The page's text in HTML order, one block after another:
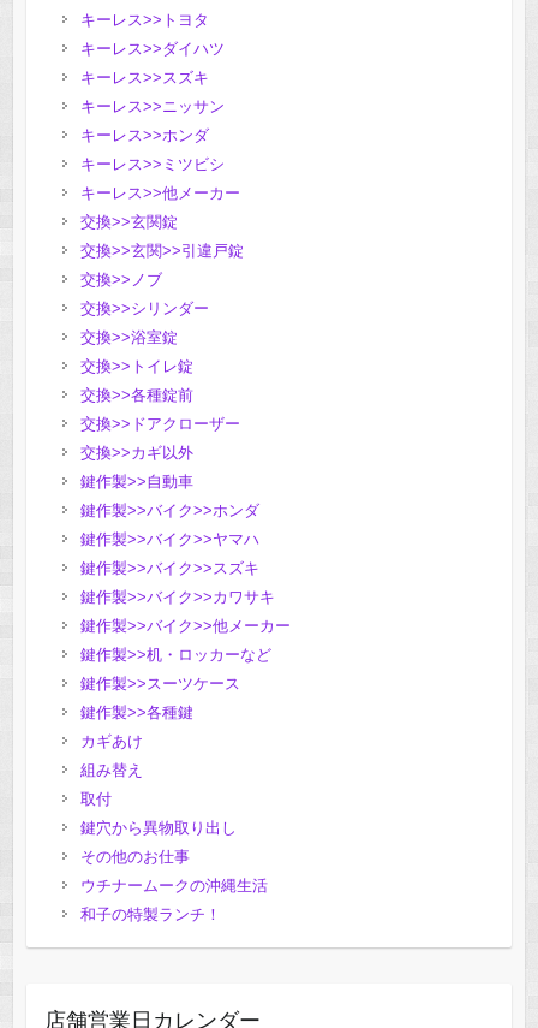
キーレス>>トヨタ
キーレス>>ダイハツ
キーレス>>スズキ
キーレス>>ニッサン
キーレス>>ホンダ
キーレス>>ミツビシ
キーレス>>他メーカー
交換>>玄関錠
交換>>玄関>>引違戸錠
交換>>ノブ
交換>>シリンダー
交換>>浴室錠
交換>>トイレ錠
交換>>各種錠前
交換>>ドアクローザー
交換>>カギ以外
鍵作製>>自動車
鍵作製>>バイク>>ホンダ
鍵作製>>バイク>>ヤマハ
鍵作製>>バイク>>スズキ
鍵作製>>バイク>>カワサキ
鍵作製>>バイク>>他メーカー
鍵作製>>机・ロッカーなど
鍵作製>>スーツケース
鍵作製>>各種鍵
カギあけ
組み替え
取付
鍵穴から異物取り出し
その他のお仕事
ウチナームークの沖縄生活
和子の特製ランチ！
店舗営業日カレンダー